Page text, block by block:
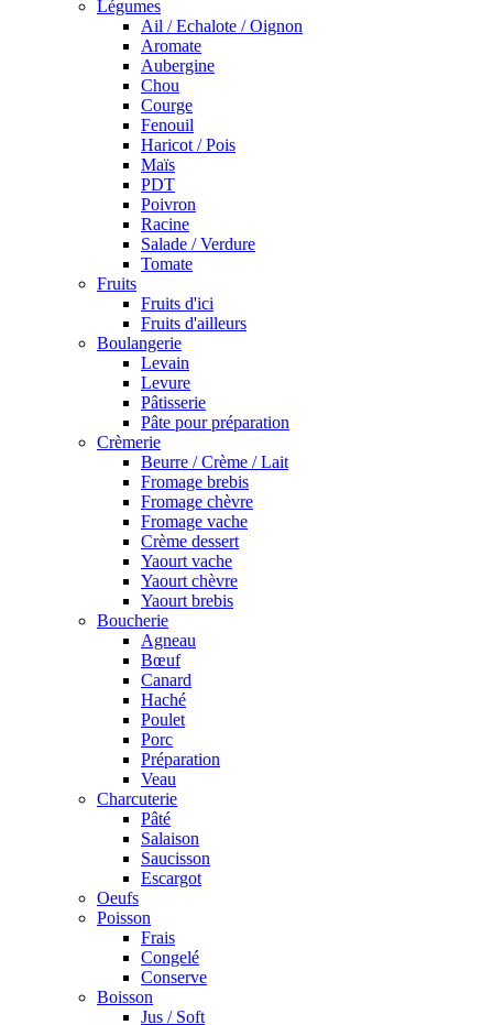
Légumes
Ail / Echalote / Oignon
Aromate
Aubergine
Chou
Courge
Fenouil
Haricot / Pois
Maïs
PDT
Poivron
Racine
Salade / Verdure
Tomate
Fruits
Fruits d'ici
Fruits d'ailleurs
Boulangerie
Levain
Levure
Pâtisserie
Pâte pour préparation
Crèmerie
Beurre / Crème / Lait
Fromage brebis
Fromage chèvre
Fromage vache
Crème dessert
Yaourt vache
Yaourt chèvre
Yaourt brebis
Boucherie
Agneau
Bœuf
Canard
Haché
Poulet
Porc
Préparation
Veau
Charcuterie
Pâté
Salaison
Saucisson
Escargot
Oeufs
Poisson
Frais
Congelé
Conserve
Boisson
Jus / Soft